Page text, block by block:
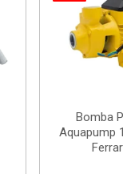
Bomba
Aquapump